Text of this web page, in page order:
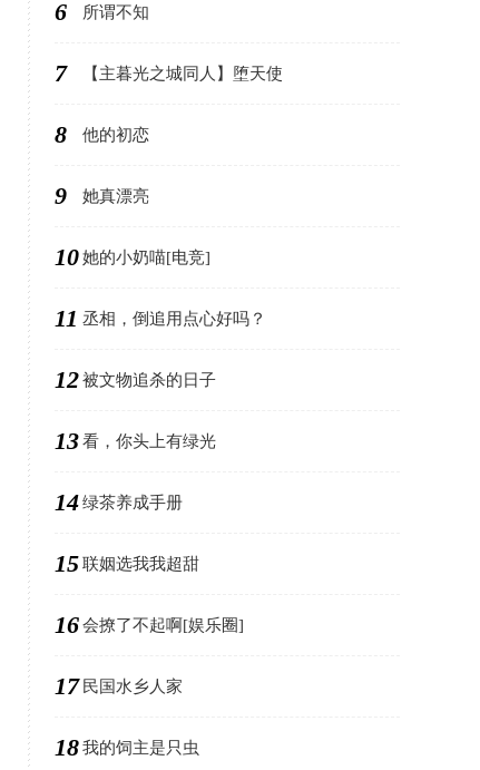
6 所谓不知
7 【主暮光之城同人】堕天使
8 他的初恋
9 她真漂亮
10她的小奶喵[电竞]
11 丞相，倒追用点心好吗？
12被文物追杀的日子
13看，你头上有绿光
14绿茶养成手册
15联姻选我我超甜
16会撩了不起啊[娱乐圈]
17 民国水乡人家
18我的饲主是只虫